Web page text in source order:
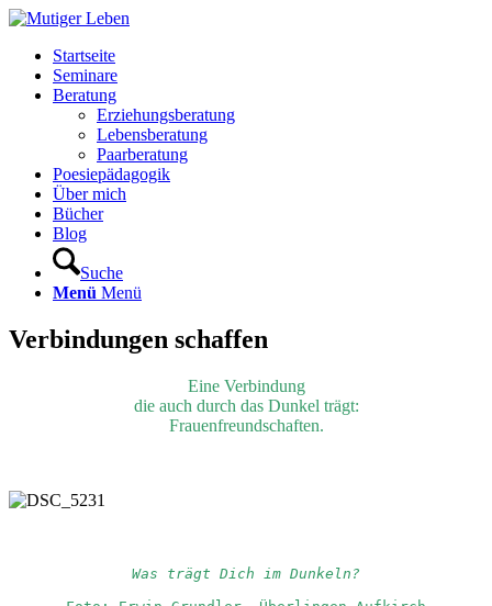
Startseite
Seminare
Beratung
Erziehungsberatung
Lebensberatung
Paarberatung
Poesiepädagogik
Über mich
Bücher
Blog
Suche
Menü Menü
Verbindungen schaffen
Eine Verbindung
die auch durch das Dunkel trägt:
Frauenfreundschaften.
Was trägt Dich im Dunkeln?